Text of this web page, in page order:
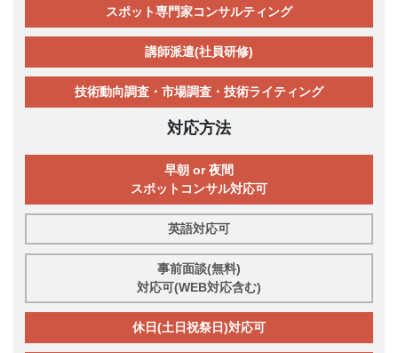
スポット専門家コンサルティング
講師派遣(社員研修)
技術動向調査・市場調査・技術ライティング
対応方法
早朝 or 夜間
スポットコンサル対応可
英語対応可
事前面談(無料)
対応可(WEB対応含む)
休日(土日祝祭日)対応可